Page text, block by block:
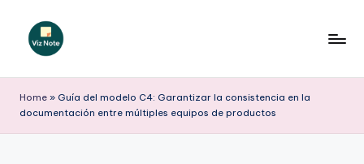
Saltar
iz
N
Home » Guía del modelo C4: Garantizar la consistencia en la
documentación entre múltiples equipos de productos